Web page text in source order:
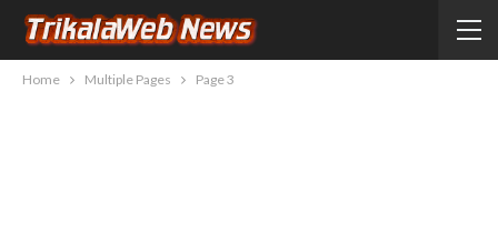
Home Multiple Pages Page 3